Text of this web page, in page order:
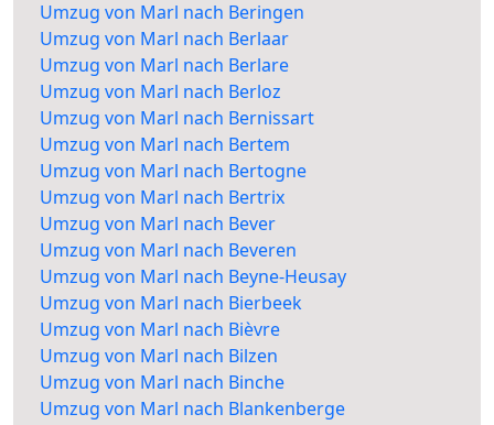
Umzug von Marl nach Beringen
Umzug von Marl nach Berlaar
Umzug von Marl nach Berlare
Umzug von Marl nach Berloz
Umzug von Marl nach Bernissart
Umzug von Marl nach Bertem
Umzug von Marl nach Bertogne
Umzug von Marl nach Bertrix
Umzug von Marl nach Bever
Umzug von Marl nach Beveren
Umzug von Marl nach Beyne-Heusay
Umzug von Marl nach Bierbeek
Umzug von Marl nach Bièvre
Umzug von Marl nach Bilzen
Umzug von Marl nach Binche
Umzug von Marl nach Blankenberge